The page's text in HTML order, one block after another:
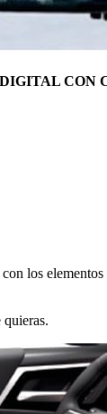
CON
los